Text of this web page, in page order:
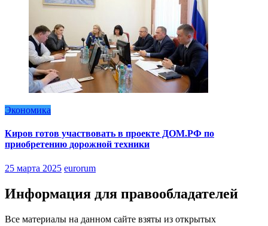
Экономика
Киров готов участвовать в проекте ДОМ.РФ по
приобретению дорожной техники
25 марта 2025 eurorum
Информация для правообладателей
Все материалы на данном сайте взяты из открытых